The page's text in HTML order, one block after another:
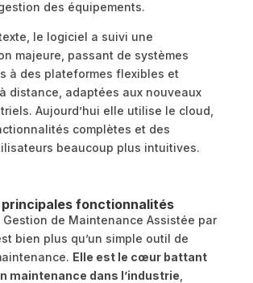
des équipements.
le logiciel a suivi une
majeure, passant de systèmes
à des plateformes flexibles et
distance, adaptées aux nouveaux
Aujourd’hui elle utilise le cloud,
complètes et des
beaucoup plus intuitives.
principales fonctionnalités
Gestion de Maintenance Assistée par
bien plus qu’un simple outil de
Elle est le cœur battant
maintenance dans l’industrie